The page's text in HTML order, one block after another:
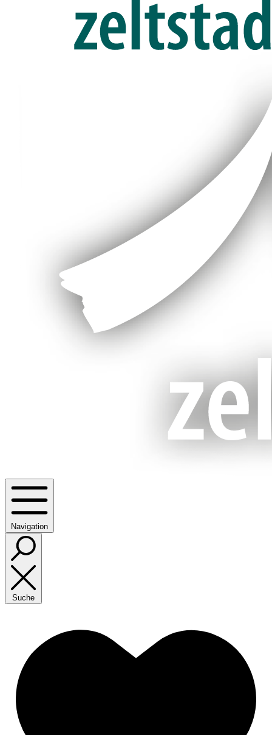
Navigation
Suche